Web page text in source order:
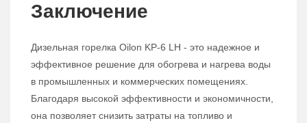
Заключение
Дизельная горелка Oilon KP-6 LH - это надежное и
эффективное решение для обогрева и нагрева воды
в промышленных и коммерческих помещениях.
Благодаря высокой эффективности и экономичности,
она позволяет снизить затраты на топливо и